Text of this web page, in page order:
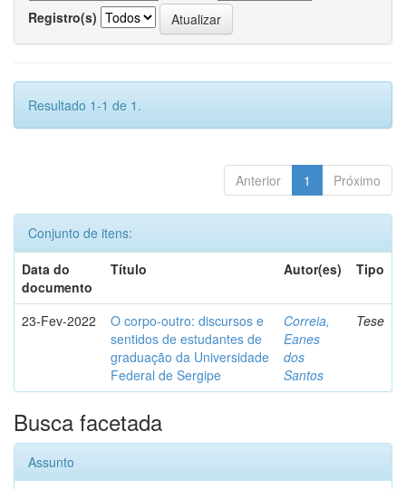
Registro(s)
Resultado 1-1 de 1.
Anterior 1 Próximo
Conjunto de itens:
Data do
documento
Título Autor(es) Tipo
23-Fev-2022
O corpo-outro: discursos e
sentidos de estudantes de
graduação da Universidade
Federal de Sergipe
Correia,
Eanes
dos
Santos
Tese
Busca facetada
Assunto